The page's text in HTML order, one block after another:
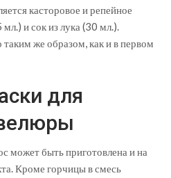
касторовое и репейное
мл.) и сок из лука (30 мл.).
же образом, как и в первом
для
может быть приготовлена и на
Кроме горчицы в смесь